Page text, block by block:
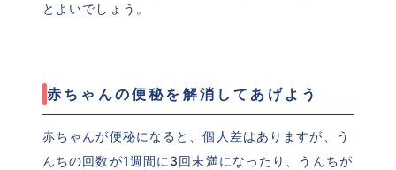
とよいでしょう。
赤ちゃんの便秘を解消してあげよう
赤ちゃんが便秘になると、個人差はありますが、う
んちの回数が1週間に3回未満になったり、うんちが